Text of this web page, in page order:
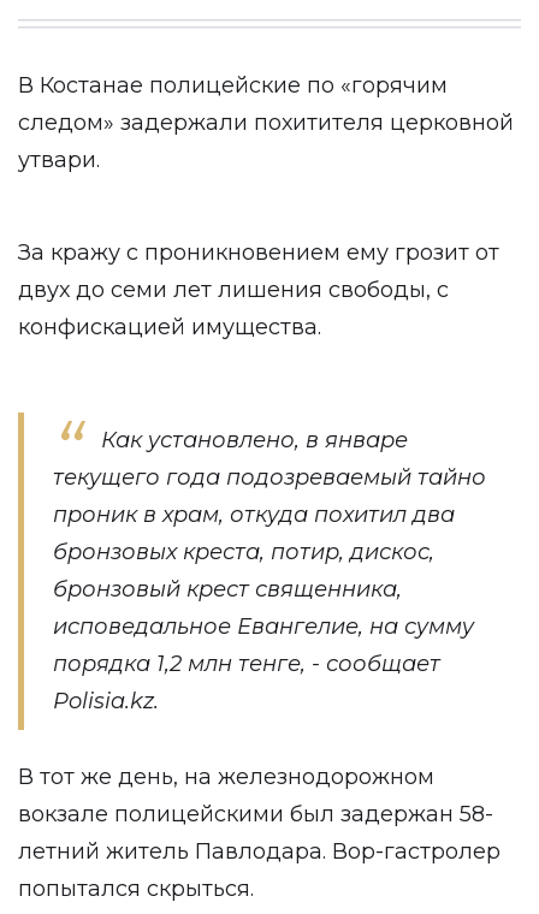
В Костанае полицейские по «горячим
следом» задержали похитителя церковной
утвари.
За кражу с проникновением ему грозит от
двух до семи лет лишения свободы, с
конфискацией имущества.
Как установлено, в январе
текущего года подозреваемый тайно
проник в храм, откуда похитил два
бронзовых креста, потир, дискос,
бронзовый крест священника,
исповедальное Евангелие, на сумму
порядка 1,2 млн тенге, - сообщает
Polisia.kz.
В тот же день, на железнодорожном
вокзале полицейскими был задержан 58-
летний житель Павлодара. Вор-гастролер
попытался скрыться.